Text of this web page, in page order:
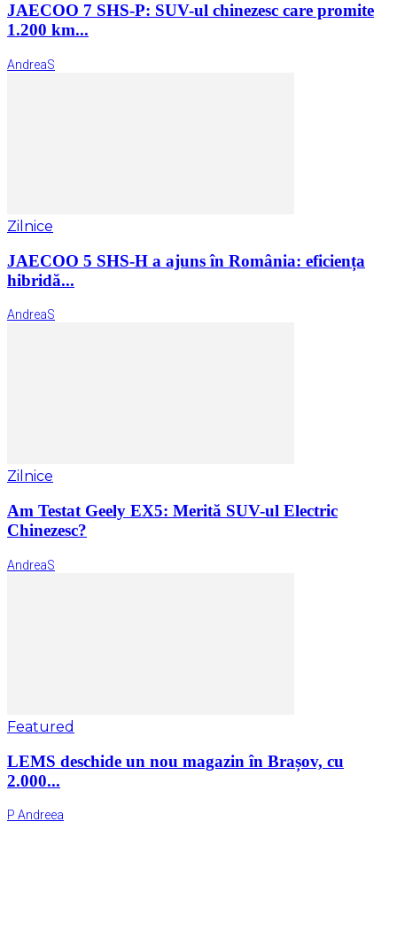
JAECOO 7 SHS-P: SUV-ul chinezesc care promite
1.200 km...
AndreaS
Zilnice
JAECOO 5 SHS-H a ajuns în România: eficiența
hibridă...
AndreaS
Zilnice
Am Testat Geely EX5: Merită SUV-ul Electric
Chinezesc?
AndreaS
Featured
LEMS deschide un nou magazin în Brașov, cu
2.000...
P Andreea